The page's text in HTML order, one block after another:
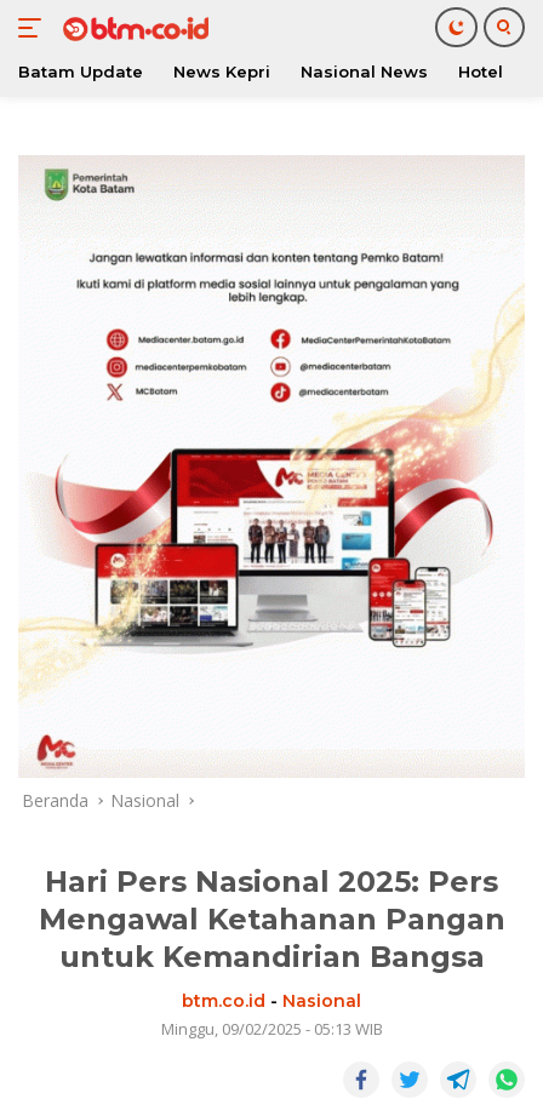
konten
Batam Update News Kepri Nasional News Hotel
Beranda Nasional
Hari Pers Nasional 2025: Pers
Mengawal Ketahanan Pangan
untuk Kemandirian Bangsa
btm.co.id - Nasional
Minggu, 09/02/2025 - 05:13 WIB